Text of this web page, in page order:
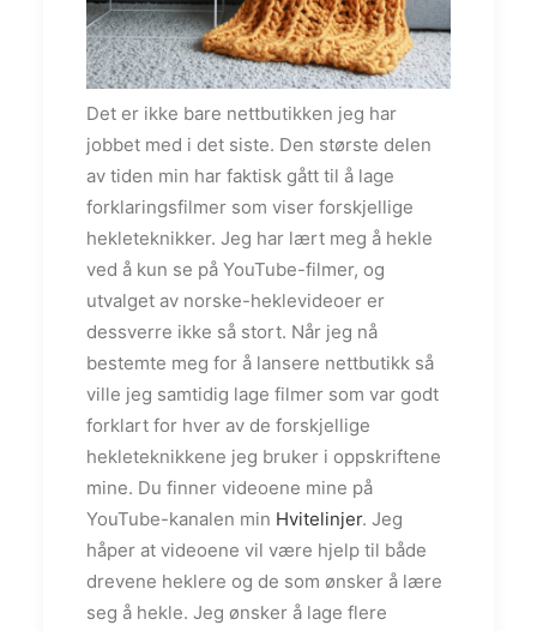
Det er ikke bare nettbutikken jeg har
jobbet med i det siste. Den største delen
av tiden min har faktisk gått til å lage
forklaringsfilmer som viser forskjellige
hekleteknikker. Jeg har lært meg å hekle
ved å kun se på YouTube-filmer, og
utvalget av norske-heklevideoer er
dessverre ikke så stort. Når jeg nå
bestemte meg for å lansere nettbutikk så
ville jeg samtidig lage filmer som var godt
forklart for hver av de forskjellige
hekleteknikkene jeg bruker i oppskriftene
mine. Du finner videoene mine på
YouTube-kanalen min Hvitelinjer. Jeg
håper at videoene vil være hjelp til både
drevene heklere og de som ønsker å lære
seg å hekle. Jeg ønsker å lage flere